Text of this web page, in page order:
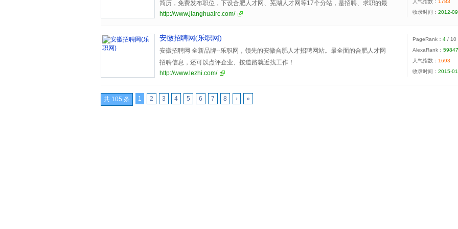
简历，免费发布职位，下设合肥人才网、芜湖人才网等17个分站，是招聘、求职的最
佳选择。
http://www.jianghuairc.com/
人气指数： 1783
收录时间： 2012-
安徽招聘网(乐职网)
安徽招聘网 全新品牌--乐职网，领先的安徽合肥人才招聘网站。最全面的合肥人才网
招聘信息，还可以点评企业、按道路就近找工作！
http://www.lezhi.com/
PageRank： 4 / 10
AlexaRank： 59847
人气指数： 1693
收录时间： 2015-
共 105 条 1 2 3 4 5 6 7 8 › »